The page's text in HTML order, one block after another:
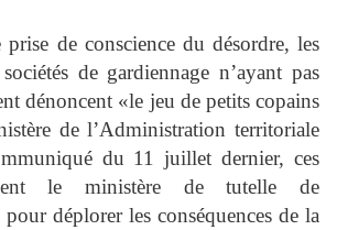
de conscience du désordre, les
de gardiennage n’ayant pas
dénoncent «le jeu de petits copains
de l’Administration territoriale
du 11 juillet dernier, ces
le ministère de tutelle de
pour déplorer les conséquences de la